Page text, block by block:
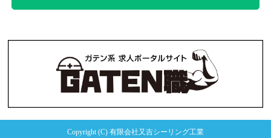
Copyright (C) 有限会社又吉シーリング工業